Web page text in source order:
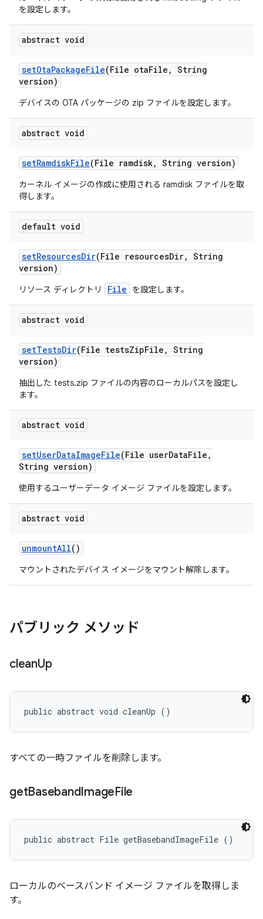
を設定します。
abstract void
setOtaPackageFile(File otaFile , String
version)
デバイスの OTA パッケージの zip ファイルを設定します。
abstract void
setRamdiskFile(File ramdisk, String version)
カーネル イメージの作成に使用される ramdisk ファイルを取
得します。
default void
setResourcesDir(File resourcesDir, String
version)
リソース ディレクトリ File を設定します。
abstract void
setTestsDir(File testsZipFile , String
version)
抽出した tests.zip ファイルの内容のローカルパスを設定し
ます。
abstract void
setUserDataImageFile(File userDataFile ,
String version)
使用するユーザーデータ イメージ ファイルを設定します。
abstract void
unmountAll()
マウントされたデバイス イメージをマウント解除します。
パブリック メソッド
cleanUp
public abstract void cleanUp ()
すべての一時ファイルを削除します。
getBasebandImageFile
public abstract File getBasebandImageFile ()
ローカルのベースバンド イメージ ファイルを取得しま
す。